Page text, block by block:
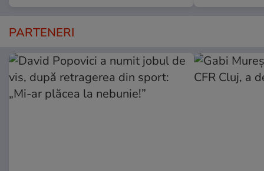
PARTENERI